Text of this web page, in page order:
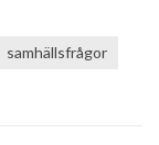
samhällsfrågor